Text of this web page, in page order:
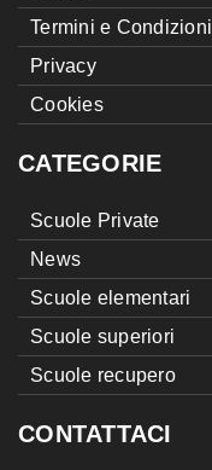
Termini e Condizioni
Privacy
Cookies
CATEGORIE
Scuole Private
News
Scuole elementari
Scuole superiori
Scuole recupero
CONTATTACI